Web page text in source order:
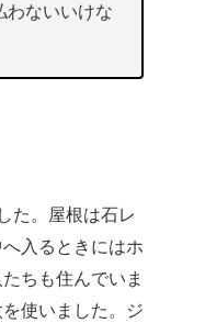
わないいけな
た。屋根は石レ
入るときにはホ
ちも住んでいま
使いました。ジ